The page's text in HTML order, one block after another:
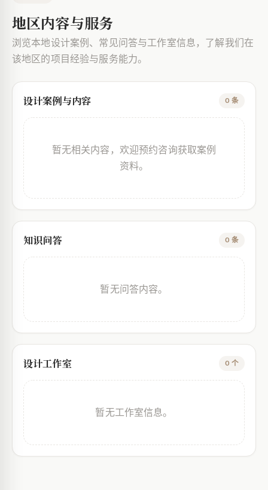
地区内容与服务
浏览本地设计案例、常见问答与工作室信息，了解我们在
该地区的项目经验与服务能力。
设计案例与内容 0 条
暂无相关内容，欢迎预约咨询获取案例
资料。
知识问答 0 条
暂无问答内容。
设计工作室 0 个
暂无工作室信息。